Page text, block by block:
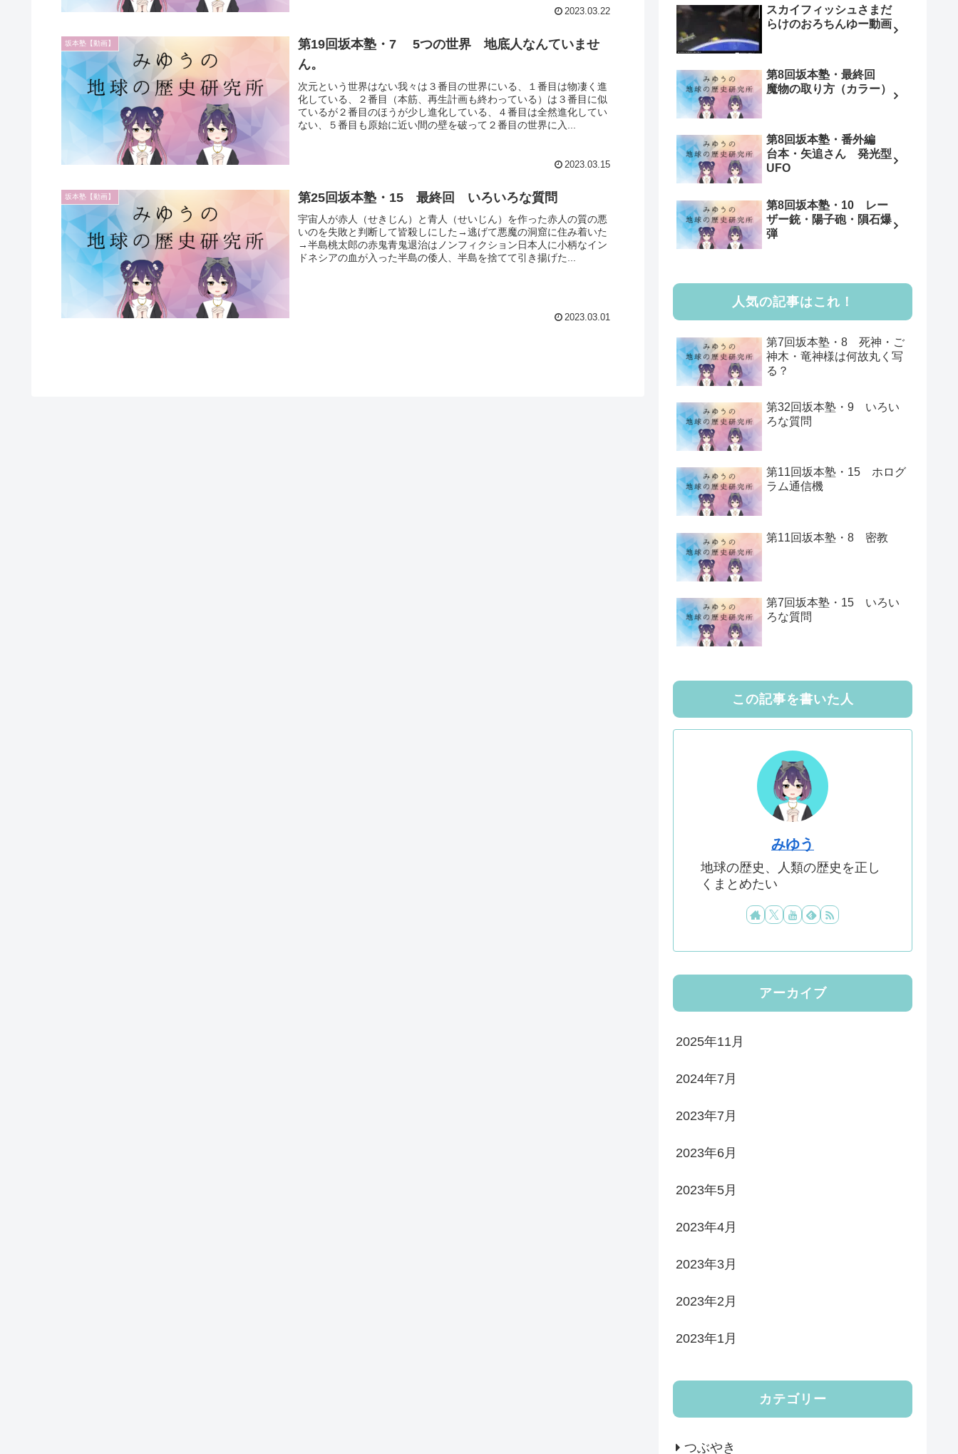
2023.03.22
坂本塾【動画】
第19回坂本塾・7 5つの世界 地底人なんていませ
ん。
次元という世界はない我々は３番目の世界にいる、１番目は物凄く進
化している、２番目（本筋、再生計画も終わっている）は３番目に似
ているが２番目のほうが少し進化している、４番目は全然進化してい
ない、５番目も原始に近い間の壁を破って２番目の世界に入...
2023.03.15
坂本塾【動画】 第25回坂本塾・15 最終回 いろいろな質問
宇宙人が赤人（せきじん）と青人（せいじん）を作った赤人の質の悪
いのを失敗と判断して皆殺しにした→逃げて悪魔の洞窟に住み着いた
→半島桃太郎の赤鬼青鬼退治はノンフィクション日本人に小柄なイン
ドネシアの血が入った半島の倭人、半島を捨てて引き揚げた...
2023.03.01
スカイフィッシュさまだ
らけのおろちんゆー動画
第8回坂本塾・最終回
魔物の取り方（カラー）
第8回坂本塾・番外編
台本・矢追さん 発光型
UFO
第8回坂本塾・10 レー
ザー銃・陽子砲・隕石爆
弾
人気の記事はこれ！
第7回坂本塾・8 死神・ご
神木・竜神様は何故丸く写
る？
第32回坂本塾・9 いろい
ろな質問
第11回坂本塾・15 ホログ
ラム通信機
第11回坂本塾・8 密教
第7回坂本塾・15 いろい
ろな質問
この記事を書いた人
みゆう
地球の歴史、人類の歴史を正し
くまとめたい
アーカイブ
2025年11月
2024年7月
2023年7月
2023年6月
2023年5月
2023年4月
2023年3月
2023年2月
2023年1月
カテゴリー
つぶやき